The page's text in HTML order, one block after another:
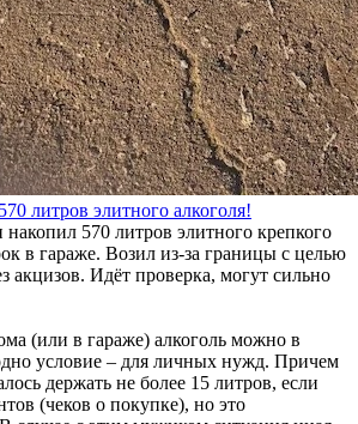
литров элитного алкоголя!
570 литров элитного крепкого
в гараже. Возил из-за границы с целью
акцизов. Идёт проверка, могут сильно
(или в гараже) алкоголь можно в
условие – для личных нужд. Причем
держать не более 15 литров, если
(чеков о покупке), но это